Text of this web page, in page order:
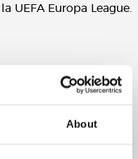
About
UEFA Europa League.
Muniesa, Maffeo,
Llorente R., I. Martínez,